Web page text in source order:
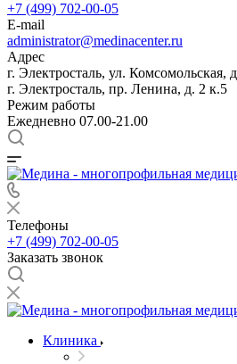
+7 (499) 702-00-05
E-mail
administrator@medinacenter.ru
Адрес
г. Электросталь, ул. Комсомольская,
г. Электросталь, пр. Ленина, д. 2 к.5
Режим работы
Ежедневно 07.00-21.00
Телефоны
+7 (499) 702-00-05
Заказать звонок
Клиника